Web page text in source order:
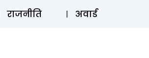
⚲ SUBSCRIBE
राजनीति अवार्ड